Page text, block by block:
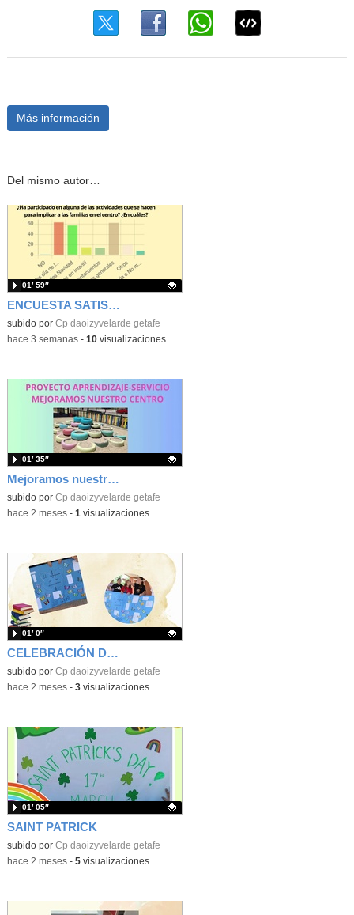
Más información
Del mismo autor…
ENCUESTA SATISFACCIÓN 25-26
Contenido educativo.
subido por Cp daoizyvelarde getafe
01′ 59″
-hace 3 semanas- 10visualizaciones
Mejoramos nuestro centro
Contenido educativo.
subido por Cp daoizyvelarde getafe
01′ 35″
-hace 2 meses- 1 visualizaciones
CELEBRACIÓN DÍA DEL LIBRO
Contenido educativo.
subido por Cp daoizyvelarde getafe
01′ 0″
-hace 2 meses- 3visualizaciones
SAINT PATRICK
Contenido educativo.
subido por Cp daoizyvelarde getafe
01′ 05″
-hace 2 meses- 5visualizaciones